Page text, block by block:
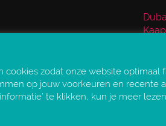
cookies zodat onze website
op jouw voorkeuren en recente
te klikken, kun je meer